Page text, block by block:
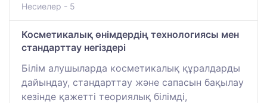
Несиелер - 5
Косметикалық өнімдердің технологиясы мен
стандарттау негіздері
Білім алушыларда косметикалық құралдарды
дайындау, стандарттау және сапасын бақылау
кезінде қажетті теориялық білімді,